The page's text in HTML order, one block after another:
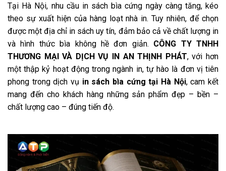
Tại Hà Nội, nhu cầu in sách bìa cứng ngày càng tăng, kéo
theo sự xuất hiện của hàng loạt nhà in. Tuy nhiên, để chọn
được một địa chỉ in sách uy tín, đảm bảo cả về chất lượng in
và hình thức bìa không hề đơn giản. CÔNG TY TNHH
THƯƠNG MẠI VÀ DỊCH VỤ IN AN THỊNH PHÁT, với hơn
một thập kỷ hoạt động trong ngành in, tự hào là đơn vị tiên
phong trong dịch vụ in sách bìa cứng tại Hà Nội, cam kết
mang đến cho khách hàng những sản phẩm đẹp – bền –
chất lượng cao – đúng tiến độ.